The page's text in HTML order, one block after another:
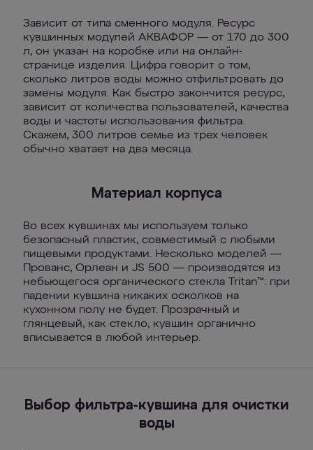
Зависит от типа сменного модуля. Ресурс
кувшинных модулей АКВАФОР — от 170 до 300
л, он указан на коробке или на онлайн-
странице изделия. Цифра говорит о том,
сколько литров воды можно отфильтровать до
замены модуля. Как быстро закончится ресурс,
зависит от количества пользователей, качества
воды и частоты использования фильтра.
Скажем, 300 литров семье из трех человек
обычно хватает на два месяца.
Материал корпуса
Во всех кувшинах мы используем только
безопасный пластик, совместимый с любыми
пищевыми продуктами. Несколько моделей —
Прованс, Орлеан и JS 500 — производятся из
небьющегося органического стекла Tritan™: при
падении кувшина никаких осколков на
кухонном полу не будет. Прозрачный и
глянцевый, как стекло, кувшин органично
вписывается в любой интерьер.
Выбор фильтра-кувшина для очистки
воды